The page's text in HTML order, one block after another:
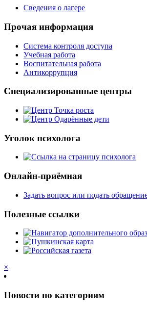
Сведения о лагере
Прочая информация
Система контроля доступа
Учебная работа
Воспитательная работа
Антикоррупция
Специализированные центры
Уголок психолога
Онлайн-приёмная
Задать вопрос или подать
Полезные ссылки
×
Новости по категориям